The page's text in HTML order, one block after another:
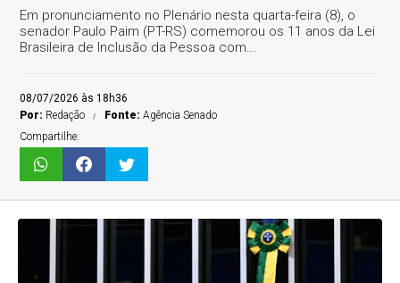
Em pronunciamento no Plenário nesta quarta-feira (8), o
senador Paulo Paim (PT-RS) comemorou os 11 anos da Lei
Brasileira de Inclusão da Pessoa com...
08/07/2026 às 18h36
Por: Redação Fonte:Agência Senado
Compartilhe: